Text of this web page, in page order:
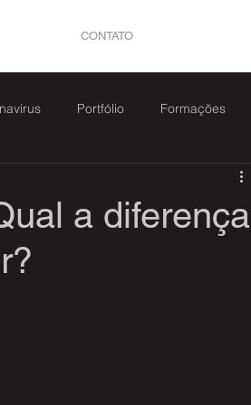
CONTATO
Portfólio Formações
a diferença